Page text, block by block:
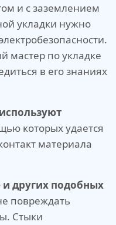
и с заземлением
укладки нужно
мастер по укладке
в его знаниях
которых удается
материала
других подобных
повреждать
Стыки